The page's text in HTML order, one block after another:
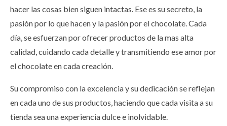
hacer las cosas bien siguen intactas. Ese es su secreto, la
pasión por lo que hacen y la pasión por el chocolate. Cada
día, se esfuerzan por ofrecer productos de la mas alta
calidad, cuidando cada detalle y transmitiendo ese amor por
el chocolate en cada creación.
Su compromiso con la excelencia y su dedicación se reflejan
en cada uno de sus productos, haciendo que cada visita a su
tienda sea una experiencia dulce e inolvidable.